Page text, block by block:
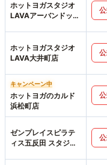
ホットヨガスタジオ
LAVAアーバンドック
ホットヨガスタジオ
LAVA大井町店
キャンペーン中
ホットヨガのカルド
浜松町店
ゼンプレイスピラテ
ィス五反田 スタジオ